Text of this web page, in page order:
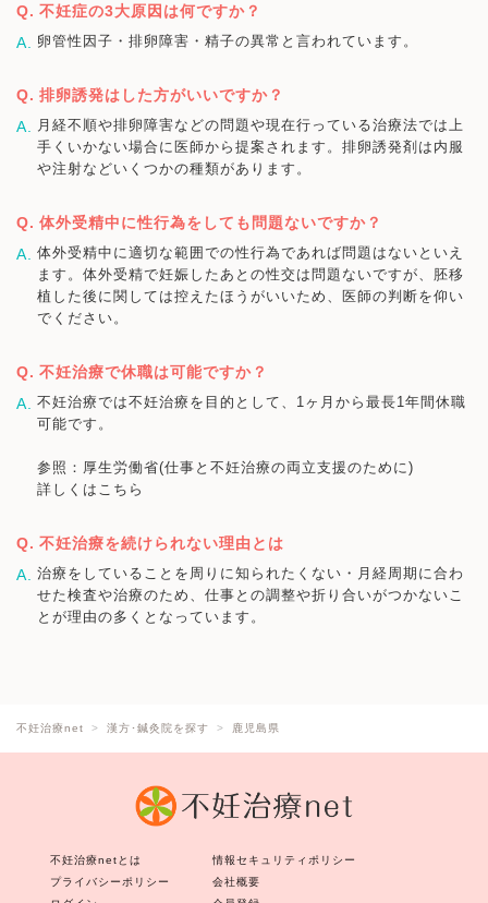
不妊症の3大原因は何ですか？
卵管性因子・排卵障害・精子の異常と言われています。
排卵誘発はした方がいいですか？
月経不順や排卵障害などの問題や現在行っている治療法では上
手くいかない場合に医師から提案されます。排卵誘発剤は内服
や注射などいくつかの種類があります。
体外受精中に性行為をしても問題ないですか？
体外受精中に適切な範囲での性行為であれば問題はないといえ
ます。体外受精で妊娠したあとの性交は問題ないですが、胚移
植した後に関しては控えたほうがいいため、医師の判断を仰い
でください。
不妊治療で休職は可能ですか？
不妊治療では不妊治療を目的として、1ヶ月から最長1年間休職
可能です。
参照：厚生労働省(仕事と不妊治療の両立支援のために)
詳しくはこちら
不妊治療を続けられない理由とは
治療をしていることを周りに知られたくない・月経周期に合わ
せた検査や治療のため、仕事との調整や折り合いがつかないこ
とが理由の多くとなっています。
不妊治療net 漢方･鍼灸院を探す 鹿児島県
不妊治療netとは
情報セキュリティポリシー
プライバシーポリシー
会社概要